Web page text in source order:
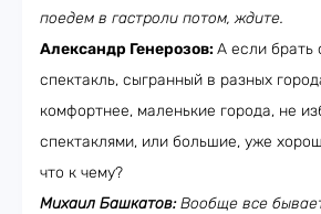
поедем в гастроли потом, ждите.
Александр Генерозов:А если брать
спектакль, сыгранный в разных
комфортнее, маленькие города, не
спектаклями, или большие, уже
что к чему?
Михаил Башкатов:Вообще все